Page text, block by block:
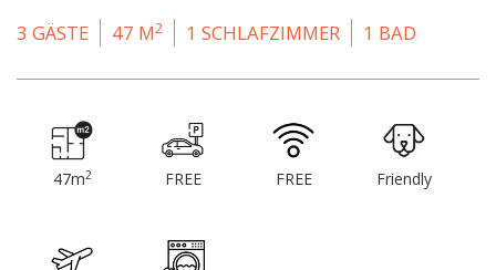
3 GÄSTE 47 M2 1 SCHLAFZIMMER 1 BAD
47m2 FREE FREE Friendly